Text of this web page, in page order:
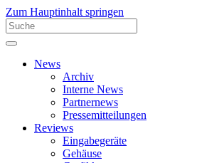
Zum Hauptinhalt springen
News
Archiv
Interne News
Partnernews
Pressemitteilungen
Reviews
Eingabegeräte
Gehäuse